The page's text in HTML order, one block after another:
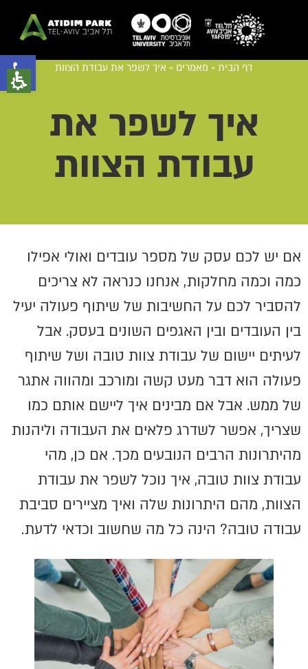
דף הבית » מאמרים » איך לשפר את עבודת הצוות
איך לשפר את
עבודת הצוות
אם יש לכם עסק של מספר עובדים ואולי אפילו
כמה וכמה מחלקות, אנחנו כנראה לא צריכים
להסביר לכם על החשיבות של שיתוף פעולה יעיל
בין העובדים ובין האגפים השונים בעסק. אבל
לעיתים יישום של עבודת צוות טובה ושל שיתוף
פעולה הוא דבר מעט קשה ומורכב ומהווה אתגר
של ממש. אבל אם מבינים איך ליישם אותם כמו
שצריך, אפשר לשדרג פלאים את העבודה וליהנות
מהיתרונות הרבים הנובעים מכך. אם כן, מהי
עבודת צוות טובה, איך נוכל לשפר את עבודת
הצוות, מהם היתרונות שלה ואיך מציירים סביבת
עבודה טובה? הינה כל מה שחשוב וכדאי לדעת.
פתח סרגל נגישות